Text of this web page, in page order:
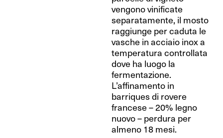
vengono vinificate
separatamente, il mosto
raggiunge per caduta le
vasche in acciaio inox a
temperatura controllata
dove ha luogo la
fermentazione.
L’affinamento in
barriques di rovere
francese – 20% legno
nuovo – perdura per
almeno 18 mesi.